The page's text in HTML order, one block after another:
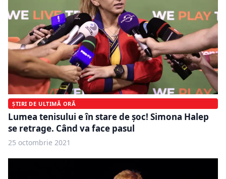
ȘTIRI DE ULTIMĂ ORĂ
Lumea tenisului e în stare de şoc! Simona Halep
se retrage. Când va face pasul
25 octombrie 2021